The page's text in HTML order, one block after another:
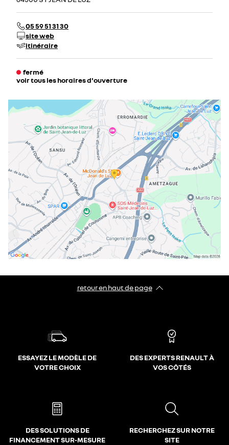
05 59 51 31 30
site web
itinéraire
fermé
voir tous les horaires d'ouverture
mardi
08:30 - 12:0014:00 - 19:00
mercredi
08:30 - 12:0014:00 - 19:00
08:30 - 12:0014:00 - 19:00
vendredi
08:30 - 12:0014:00 - 19:00
samedi
08:30 - 12:0014:00 - 18:30
dimanche
fermé
retour en haut de page​
ESSAYEZ LE MODÈLE DE
VOTRE CHOIX
DES EXPERTS RENAULT À
VOS CÔTÉS
DES SOLUTIONS DE
FINANCEMENT SUR-MESURE
RECHERCHEZ SUR NOTRE
SITE